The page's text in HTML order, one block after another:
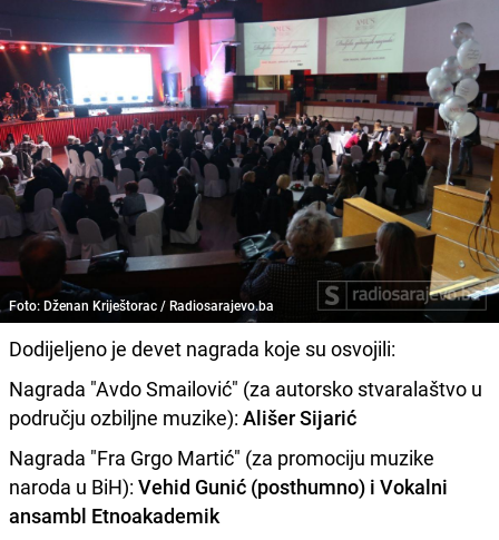
Foto: Dženan Kriještorac / Radiosarajevo.ba
Dodijeljeno je devet nagrada koje su osvojili:
Nagrada "Avdo Smailović" (za autorsko stvaralaštvo u
području ozbiljne muzike): Ališer Sijarić
Nagrada "Fra Grgo Martić" (za promociju muzike
naroda u BiH): Vehid Gunić (posthumno) i Vokalni
ansambl Etnoakademik